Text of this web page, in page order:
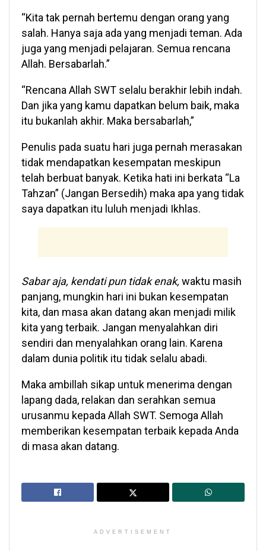
“Kita tak pernah bertemu dengan orang yang
salah. Hanya saja ada yang menjadi teman. Ada
juga yang menjadi pelajaran. Semua rencana
Allah. Bersabarlah.”
“Rencana Allah SWT selalu berakhir lebih indah.
Dan jika yang kamu dapatkan belum baik, maka
itu bukanlah akhir. Maka bersabarlah,”
Penulis pada suatu hari juga pernah merasakan
tidak mendapatkan kesempatan meskipun
telah berbuat banyak. Ketika hati ini berkata “La
Tahzan” (Jangan Bersedih) maka apa yang tidak
saya dapatkan itu luluh menjadi Ikhlas.
Sabar aja, kendati pun tidak enak, waktu masih
panjang, mungkin hari ini bukan kesempatan
kita, dan masa akan datang akan menjadi milik
kita yang terbaik. Jangan menyalahkan diri
sendiri dan menyalahkan orang lain. Karena
dalam dunia politik itu tidak selalu abadi.
Maka ambillah sikap untuk menerima dengan
lapang dada, relakan dan serahkan semua
urusanmu kepada Allah SWT. Semoga Allah
memberikan kesempatan terbaik kepada Anda
di masa akan datang.
ADVERTISEMENT